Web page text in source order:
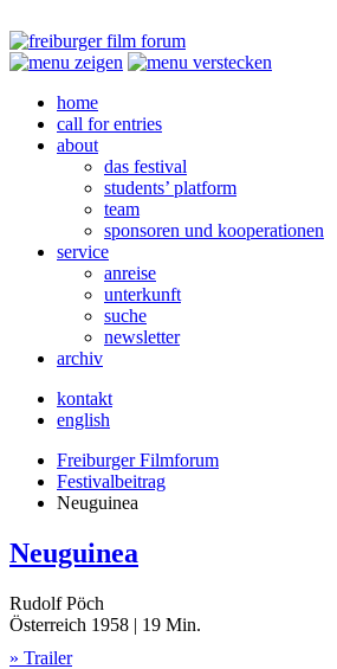
home
call for entries
about
das festival
students’ platform
team
sponsoren und kooperationen
service
anreise
unterkunft
suche
newsletter
archiv
kontakt
english
Freiburger Filmforum
Festivalbeitrag
Neuguinea
Neuguinea
Rudolf Pöch
Österreich 1958 | 19 Min.
» Trailer